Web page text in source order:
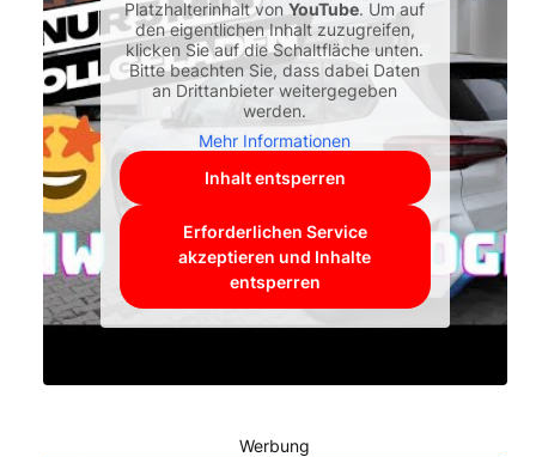
Platzhalterinhalt vonYouTube. Um auf
den eigentlichen Inhalt zuzugreifen,
klicken Sie auf die Schaltfläche unten.
Bitte beachten Sie, dass dabei Daten
an Drittanbieter weitergegeben
werden.
Mehr Informationen
Inhalt entsperren
Erforderlichen Service
akzeptieren und Inhalte
entsperren
Werbung